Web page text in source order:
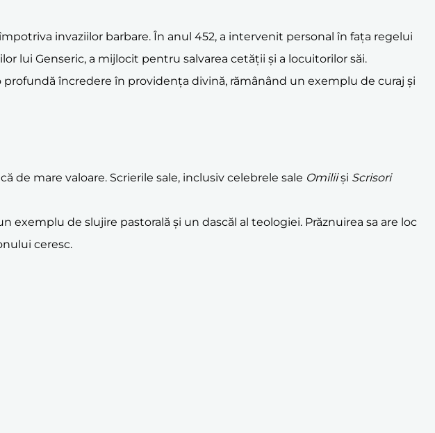
invaziilor barbare. În anul 452, a intervenit personal în fața regelui
lui Genseric, a mijlocit pentru salvarea cetății și a locuitorilor săi.
încredere în providența divină, rămânând un exemplu de curaj și
de mare valoare. Scrierile sale, inclusiv celebrele sale Omiliiși Scrisori
de slujire pastorală și un dascăl al teologiei. Prăznuirea sa are loc
ceresc.